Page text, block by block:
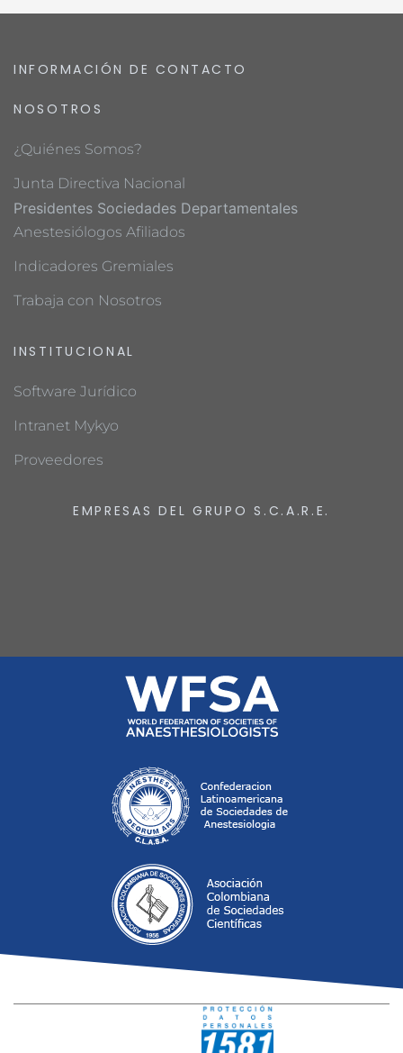
INFORMACIÓN DE CONTACTO
NOSOTROS
¿Quiénes Somos?
Junta Directiva Nacional
Presidentes Sociedades Departamentales
Anestesiólogos Afiliados
Indicadores Gremiales
Trabaja con Nosotros
INSTITUCIONAL
Software Jurídico
Intranet Mykyo
Proveedores
EMPRESAS DEL GRUPO S.C.A.R.E.